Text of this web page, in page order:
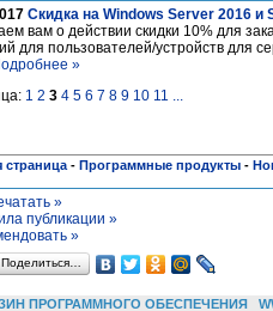
Скидка на Windows Server 2016
вам о действии скидки 10% для
для пользователей/устройств для
»
1 2 3 4 5 6 7 8 9 10 11 ...
страница - Программные продукты -
»
публикации »
»
Поделиться…
ПРОГРАММНОГО ОБЕСПЕЧЕНИЯ